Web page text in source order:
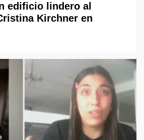
edificio lindero al
Kirchner en